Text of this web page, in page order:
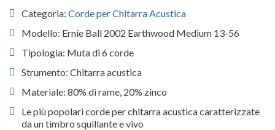
Categoria: Corde per Chitarra Acustica
Modello: Ernie Ball 2002 Earthwood Medium 13-56
Tipologia: Muta di 6 corde
Strumento: Chitarra acustica
Materiale: 80% di rame, 20% zinco
Le più popolari corde per chitarra acustica caratterizzate
da un timbro squillante e vivo